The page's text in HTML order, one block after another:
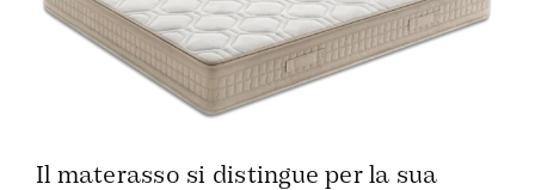
Il materasso si distingue per la sua